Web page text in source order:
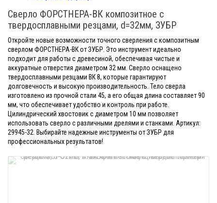
Сверло ФОРСТНЕРА-ВК композитное с
твердосплавными резцами, d=32мм, ЗУБР
Откройте новые возможности точного сверления с композитным
сверлом ФОРСТНЕРА-ВК от ЗУБР. Это инструмент идеально
подходит для работы с древесиной, обеспечивая чистые и
аккуратные отверстия диаметром 32 мм. Сверло оснащено
твердосплавными резцами ВК 8, которые гарантируют
долговечность и высокую производительность. Тело сверла
изготовлено из прочной стали 45, а его общая длина составляет 90
мм, что обеспечивает удобство и контроль при работе.
Цилиндрический хвостовик с диаметром 10 мм позволяет
использовать сверло с различными дрелями и станками. Артикул:
29945-32. Выбирайте надежные инструменты от ЗУБР для
профессиональных результатов!